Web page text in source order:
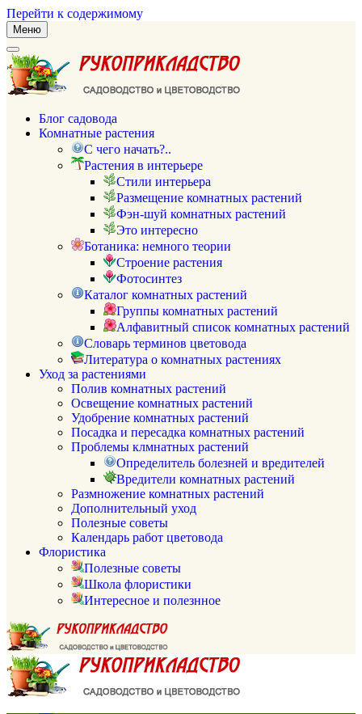
Перейти к содержимому
Меню
Блог садовода
Комнатные растения
С чего начать?..
Растения в интерьере
Стили интерьера
Размещение комнатных растений
Фэн-шуй комнатных растений
Это интересно
Ботаника: немного теории
Строение растения
Фотосинтез
Каталог комнатных растений
Группы комнатных растений
Алфавитный список комнатных растений
Словарь терминов цветовода
Литература о комнатных растениях
Уход за растениями
Полив комнатных растений
Освещение комнатных растений
Удобрение комнатных растений
Посадка и пересадка комнатных растений
Проблемы клмнатных растений
Определитель болезней и вредителей
Вредители комнатных растений
Размножение комнатных растений
Дополнительный уход
Полезные советы
Календарь работ цветовода
Флористика
Полезные советы
Школа флористики
Интересное и полезнное